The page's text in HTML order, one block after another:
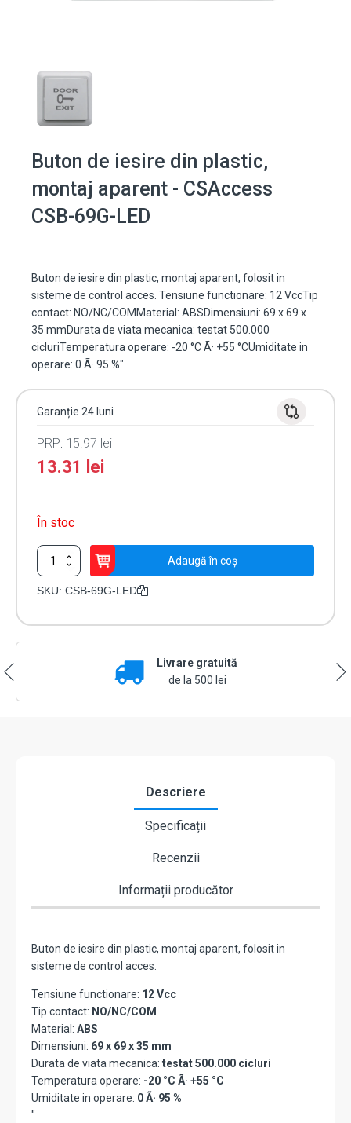
Buton de iesire din plastic,
montaj aparent - CSAccess
CSB-69G-LED
Buton de iesire din plastic, montaj aparent, folosit in
sisteme de control acces. Tensiune functionare: 12 VccTip
contact: NO/NC/COMMaterial: ABSDimensiuni: 69 x 69 x
35 mmDurata de viata mecanica: testat 500.000
cicluriTemperatura operare: -20 °C Ã· +55 °CUmiditate in
operare: 0 Ã· 95 %"
Garanție 24 luni
PRP: 15.97lei
13.31 lei
În stoc
Cantitate
Buton
de
Adaugă în coș
SKU: CSB-69G-LED
Livrare gratuită
de la 500 lei
Descriere
Specificații
Recenzii
Informații producător
Buton de iesire din plastic, montaj aparent, folosit in
sisteme de control acces.
Tensiune functionare: 12 Vcc
Tip contact: NO/NC/COM
Material: ABS
Dimensiuni: 69 x 69 x 35 mm
Durata de viata mecanica: testat 500.000 cicluri
Temperatura operare: -20 °C Ã· +55 °C
Umiditate in operare: 0 Ã· 95 %
"